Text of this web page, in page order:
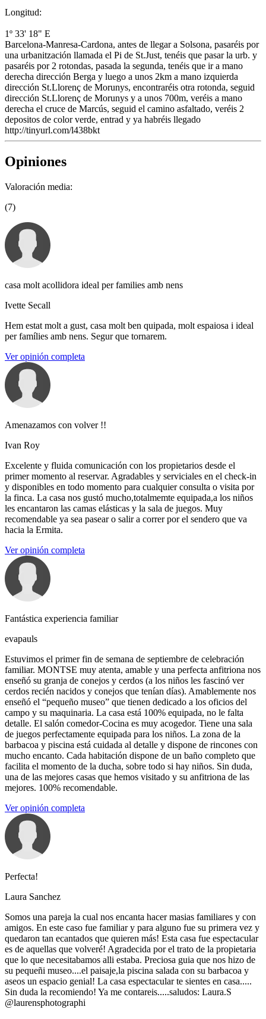
Longitud:
1º 33' 18" E
Barcelona-Manresa-Cardona, antes de llegar a Solsona, pasaréis por
una urbanitzación llamada el Pi de St.Just, tenéis que pasar la urb. y
pasaréis por 2 rotondas, pasada la segunda, tenéis que ir a mano
derecha dirección Berga y luego a unos 2km a mano izquierda
dirección St.Llorenç de Morunys, encontraréis otra rotonda, seguid
dirección St.Llorenç de Morunys y a unos 700m, veréis a mano
derecha el cruce de Marcús, seguid el camino asfaltado, veréis 2
depositos de color verde, entrad y ya habréis llegado
http://tinyurl.com/l438bkt
Opiniones
Valoración media:
(7)
casa molt acollidora ideal per families amb nens
Ivette Secall
Hem estat molt a gust, casa molt ben quipada, molt espaiosa i ideal
per famílies amb nens. Segur que tornarem.
Ver opinión completa
Amenazamos con volver !!
Ivan Roy
Excelente y fluida comunicación con los propietarios desde el
primer momento al reservar. Agradables y serviciales en el check-in
y disponibles en todo momento para cualquier consulta o visita por
la finca. La casa nos gustó mucho,totalmemte equipada,a los niños
les encantaron las camas elásticas y la sala de juegos. Muy
recomendable ya sea pasear o salir a correr por el sendero que va
hacia la Ermita.
Ver opinión completa
Fantástica experiencia familiar
evapauls
Estuvimos el primer fin de semana de septiembre de celebración
familiar. MONTSE muy atenta, amable y una perfecta anfitriona nos
enseñó su granja de conejos y cerdos (a los niños les fascinó ver
cerdos recién nacidos y conejos que tenían días). Amablemente nos
enseñó el “pequeño museo” que tienen dedicado a los oficios del
campo y su maquinaria. La casa está 100% equipada, no le falta
detalle. El salón comedor-Cocina es muy acogedor. Tiene una sala
de juegos perfectamente equipada para los niños. La zona de la
barbacoa y piscina está cuidada al detalle y dispone de rincones con
mucho encanto. Cada habitación dispone de un baño completo que
facilita el momento de la ducha, sobre todo si hay niños. Sin duda,
una de las mejores casas que hemos visitado y su anfitriona de las
mejores. 100% recomendable.
Ver opinión completa
Perfecta!
Laura Sanchez
Somos una pareja la cual nos encanta hacer masias familiares y con
amigos. En este caso fue familiar y para alguno fue su primera vez y
quedaron tan ecantados que quieren más! Esta casa fue espectacular
es de aquellas que volveré! Agradecida por el trato de la propietaria
que lo que necesitabamos alli estaba. Preciosa guia que nos hizo de
su pequeñi museo....el paisaje,la piscina salada con su barbacoa y
aseos un espacio genial! La casa espectacular te sientes en casa.....
Sin duda la recomiendo! Ya me contareis.....saludos: Laura.S
@laurensphotographi